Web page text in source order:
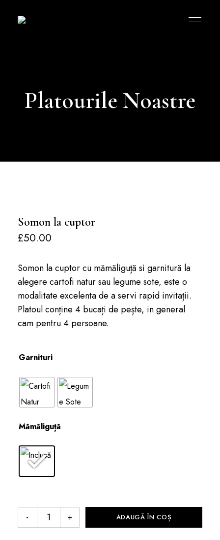
Platourile Noastre
Somon la cuptor
£50.00
Somon la cuptor cu mămăliguță si garnitură la
alegere cartofi natur sau legume sote, este o
modalitate excelenta de a servi rapid invitații.
Platoul conține 4 bucați de pește, in general
cam pentru 4 persoane.
Garnituri
Mămăliguță
ADAUGĂ ÎN COȘ